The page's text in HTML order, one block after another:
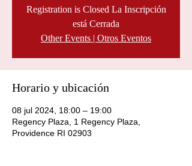
Registration is Closed La Inscripción
está Cerrada
Other Events | Otros Eventos
Horario y ubicación
08 jul 2024, 18:00 – 19:00
Regency Plaza, 1 Regency Plaza,
Providence RI 02903